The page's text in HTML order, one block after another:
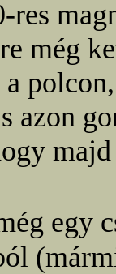
res
még
azon
egy